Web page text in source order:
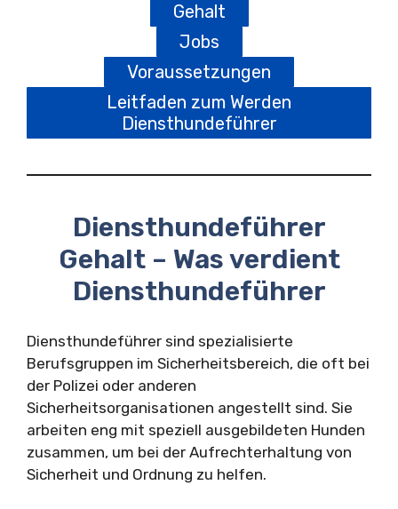
Gehalt
Jobs
Voraussetzungen
Leitfaden zum Werden
Diensthundeführer
Diensthundeführer
Gehalt – Was verdient
Diensthundeführer
Diensthundeführer sind spezialisierte
Berufsgruppen im Sicherheitsbereich, die oft bei
der Polizei oder anderen
Sicherheitsorganisationen angestellt sind. Sie
arbeiten eng mit speziell ausgebildeten Hunden
zusammen, um bei der Aufrechterhaltung von
Sicherheit und Ordnung zu helfen.